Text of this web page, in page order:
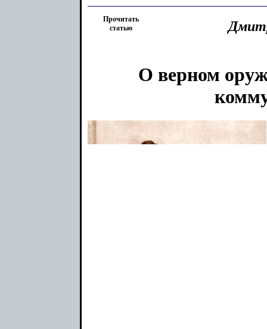
Прочитать
статью
О верном